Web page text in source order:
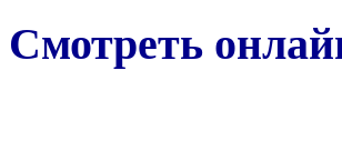
Смотреть